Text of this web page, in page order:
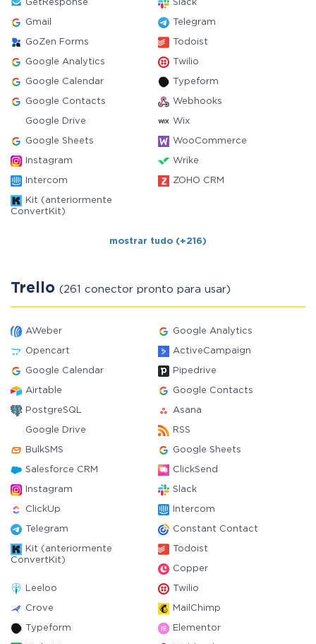
GetResponse Slack
Gmail Telegram
GoZen Forms Todoist
Google Analytics Twilio
Google Calendar Typeform
Google Contacts Webhooks
Google Drive Wix
Google Sheets WooCommerce
Instagram Wrike
Intercom ZOHO CRM
Kit (anteriormente
ConvertKit)
mostrar tudo (+216)
Trello (261 conector pronto para usar)
AWeber Google Analytics
Opencart ActiveCampaign
Google Calendar Pipedrive
Airtable Google Contacts
PostgreSQL Asana
Google Drive RSS
BulkSMS Google Sheets
Salesforce CRM ClickSend
Instagram Slack
ClickUp Intercom
Telegram Constant Contact
Kit (anteriormente
ConvertKit)
Todoist
Copper
Leeloo Twilio
Crove MailChimp
Typeform Elementor